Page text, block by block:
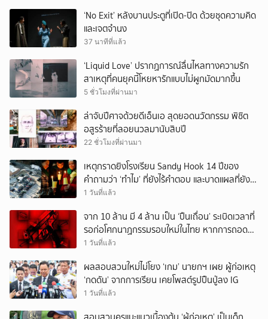
‘No Exit’ หลังบานประตูที่เปิด-ปิด ด้วยชุดความคิด
และเจตจำนง
37 นาทีที่แล้ว
‘Liquid Love’ ปรากฏการณ์ลื่นไหลทางความรัก
สาเหตุที่คนยุคนี้โหยหารักแบบไม่ผูกมัดมากขึ้น
5 ชั่วโมงที่ผ่านมา
ล่าจับปีศาจด้วยดีเอ็นเอ สุดยอดนวัตกรรม พิชิต
อสูรร้ายที่ลอยนวลมานับสิบปี
22 ชั่วโมงที่ผ่านมา
เหตุกราดยิงโรงเรียน Sandy Hook 14 ปีของ
คำถามว่า ‘ทำไม’ ที่ยังไร้คำตอบ และบาดแผลที่ยัง
ทวงความรับผิดชอบไม่จบ
1 วันที่แล้ว
จาก 10 ล้าน มี 4 ล้าน เป็น ‘ปืนเถื่อน’ ระเบิดเวลาที่
รอก่อโศกนาฏกรรมรอบใหม่ในไทย หากการถอดบท
เรียนของรัฐเป็นเพียง ‘ลมปาก’
1 วันที่แล้ว
ผลสอบสวนใหม่ไม่โยง ‘เกม’ นายกฯ เผย ผู้ก่อเหตุ
‘กดดัน’ จากการเรียน เคยโพสต์รูปปืนปู่ลง IG
1 วันที่แล้ว